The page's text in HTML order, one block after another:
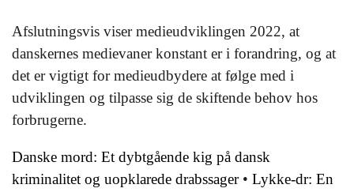
Afslutningsvis viser medieudviklingen 2022, at
danskernes medievaner konstant er i forandring, og at
det er vigtigt for medieudbydere at følge med i
udviklingen og tilpasse sig de skiftende behov hos
forbrugerne.
Danske mord: Et dybtgående kig på dansk
kriminalitet og uopklarede drabssager• Lykke-dr: En